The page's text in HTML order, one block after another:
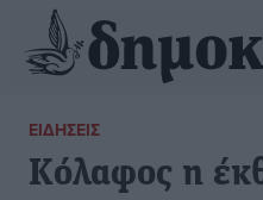
ΕΙΔΉΣΕΙΣ
Κόλαφος η